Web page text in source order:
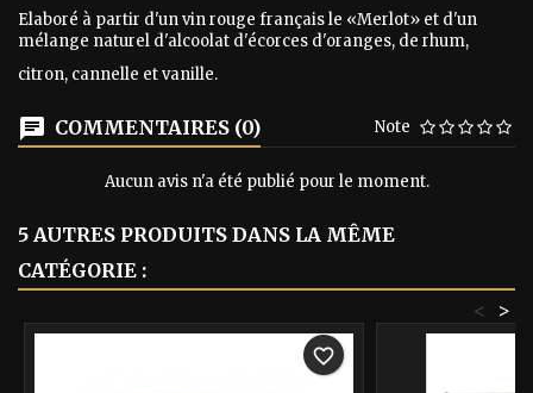
Elaboré à partir d'un vin rouge français le «Merlot» et d'un
mélange naturel d'alcoolat d'écorces d'oranges, de rhum,
citron, cannelle et vanille.
COMMENTAIRES (0) Note
Aucun avis n'a été publié pour le moment.
5 AUTRES PRODUITS DANS LA MÊME
CATÉGORIE :
>
<
favorite_border